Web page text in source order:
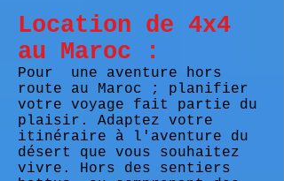
Location de 4x4
au Maroc :
Pour
une aventure hors
route au Maroc ; planifier
votre voyage fait partie du
plaisir. Adaptez votre
itinéraire à l'aventure du
désert que vous souhaitez
vivre. Hors des sentiers